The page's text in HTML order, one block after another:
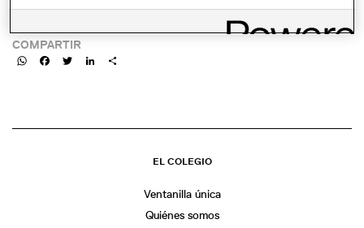
COMPARTIR
WhatsAppFacebookTwitterLinkedIn
EL COLEGIO
Ventanilla única
Quiénes somos